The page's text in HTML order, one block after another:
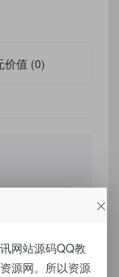
价值 (0)
于学习
或者非
网站源码QQ教
源网。所以资源